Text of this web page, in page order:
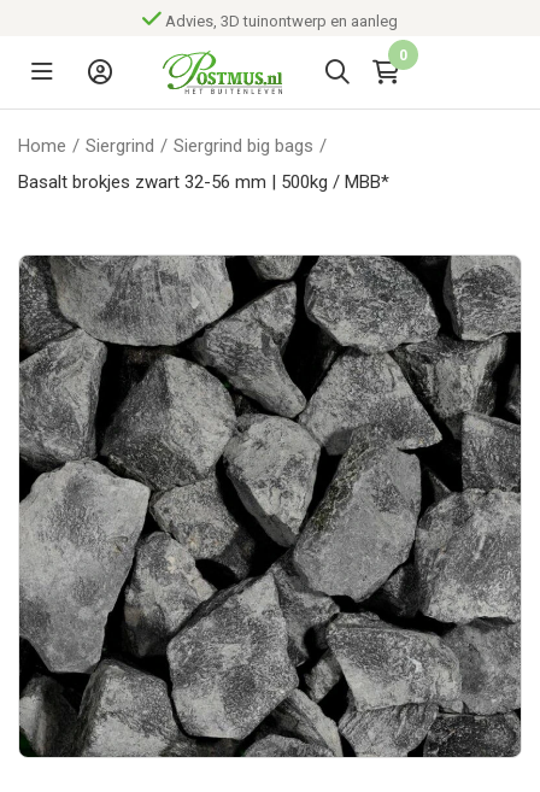
Advies, 3D tuinontwerp en aanleg
0
Home / Siergrind / Siergrind big bags /
Basalt brokjes zwart 32-56 mm | 500kg / MBB*